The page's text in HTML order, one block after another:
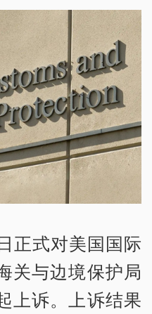
式对美国国际
关与边境保护局
上诉。上诉结果